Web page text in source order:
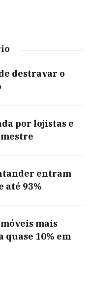
destravar o
por lojistas e
entram
até 93%
mais
quase 10% em